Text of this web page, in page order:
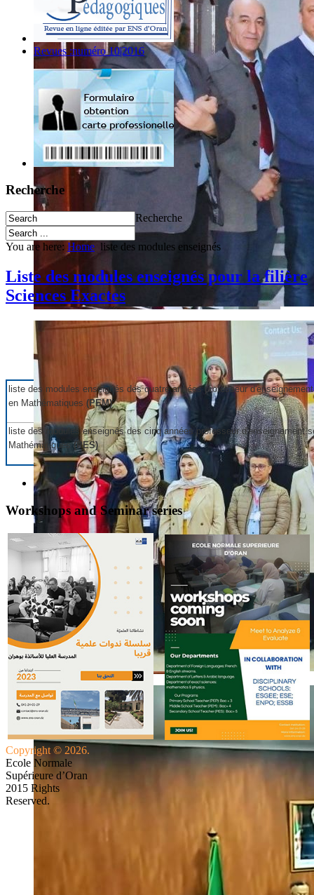
Revues :numéro 10|2016
Recherche
Recherche
You are here: Home liste des modules enseignés
Liste des modules enseignés pour la filière
Sciences Exactes
liste des modules enseignés des quatre années professeur
en Mathématiques (PEM)
liste des modules enseignésdes cinq années professeur d'enseignement
Mathématiques(PES)
Workshops and Seminar series
Copyright © 2026.
Ecole Normale
Supérieure d’Oran
2015 Rights
Reserved.